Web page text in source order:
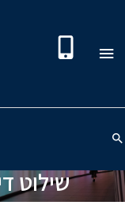
שילוט